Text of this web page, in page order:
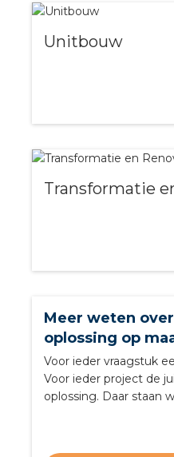
Unitbouw
Transformatie
Meer weten
oplossing op
Voor ieder vraagstuk
Voor ieder project de
oplossing. Daar staan